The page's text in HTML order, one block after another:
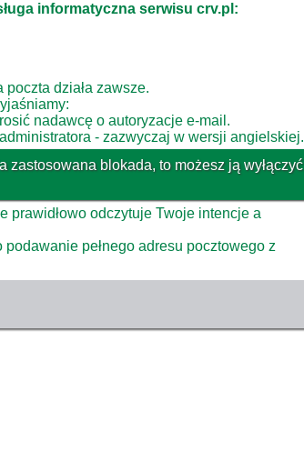
informatyczna serwisu crv.pl:
działa zawsze.
nadawcę o autoryzacje e-mail.
- zazwyczaj w wersji angielskiej.
zastosowana blokada, to możesz ją wyłączyć
prawidłowo odczytuje Twoje intencje a
pełnego adresu pocztowego z